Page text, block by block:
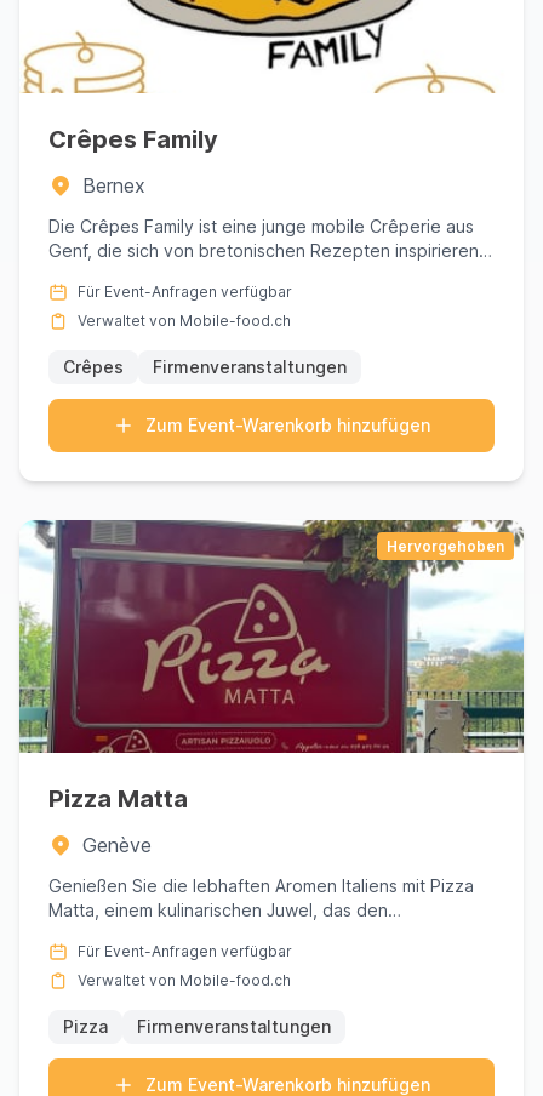
Crêpes Family
Bernex
Die Crêpes Family ist eine junge mobile Crêperie aus
Genf, die sich von bretonischen Rezepten inspirieren
Für Event-Anfragen verfügbar
Verwaltet von Mobile-food.ch
Crêpes Firmenveranstaltungen
Zum Event-Warenkorb hinzufügen
Hervorgehoben
Pizza Matta
Genève
Genießen Sie die lebhaften Aromen Italiens mit Pizza
Matta, einem kulinarischen Juwel, das den
Für Event-Anfragen verfügbar
Verwaltet von Mobile-food.ch
Pizza Firmenveranstaltungen
Zum Event-Warenkorb hinzufügen